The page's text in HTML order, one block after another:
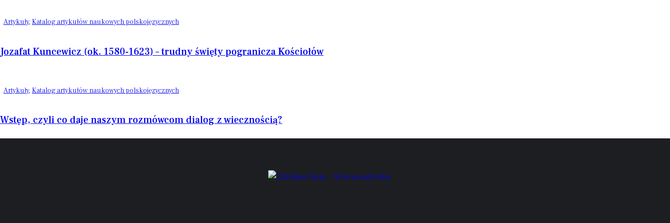
Artykuły, Katalog artykułów naukowych polskojęzycznych
Jozafat Kuncewicz (ok. 1580-1623) – trudny święty pogranicza Kościołów
Artykuły, Katalog artykułów naukowych polskojęzycznych
Wstęp, czyli co daje naszym rozmówcom dialog z wiecznością?